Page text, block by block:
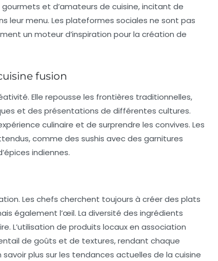
et d’amateurs de cuisine, incitant de
leur menu. Les plateformes sociales ne sont pas
un moteur d’inspiration pour la création de
fusion
Elle repousse les frontières traditionnelles,
et des présentations de différentes cultures.
culinaire et de surprendre les convives. Les
comme des sushis avec des garnitures
indiennes.
. Les chefs cherchent toujours à créer des plats
également l’œil. La diversité des ingrédients
L’utilisation de produits locaux en association
de goûts et de textures, rendant chaque
plus sur les tendances actuelles de la cuisine